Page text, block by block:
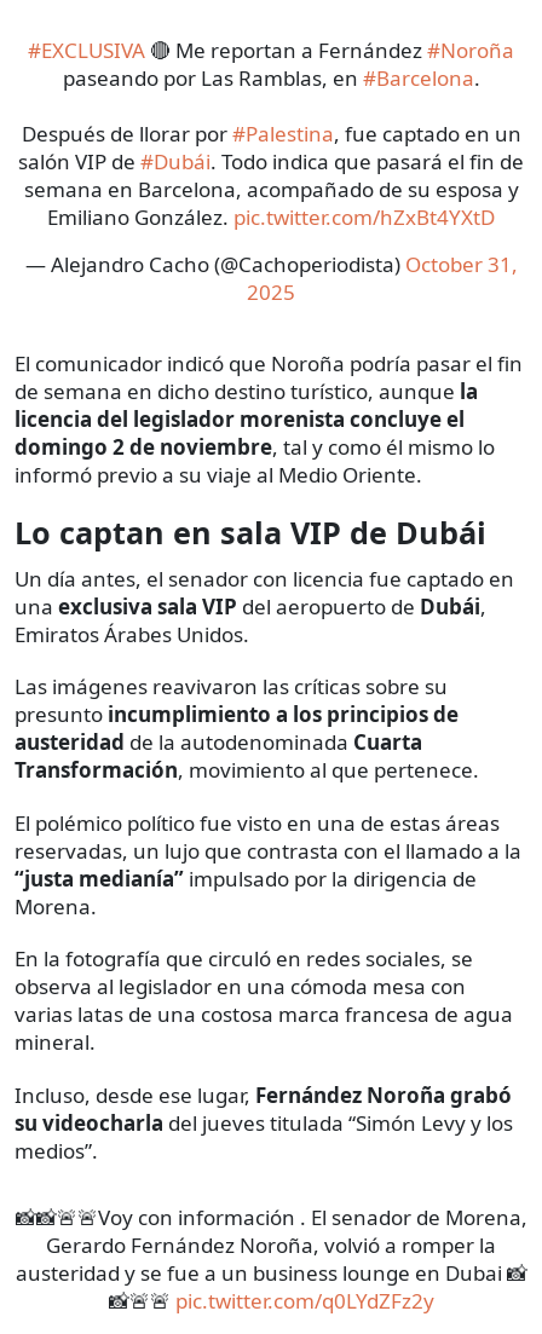
#EXCLUSIVA 🔴 Me reportan a Fernández#Noroña
paseando por Las Ramblas, en #Barcelona.
Después de llorar por#Palestina, fue captado en un
salón VIP de #Dubái. Todo indica que pasará el fin de
semana en Barcelona, acompañado de su esposa y
Emiliano González. pic.twitter.com/hZxBt4YXtD
— Alejandro Cacho (@Cachoperiodista) October 31,
2025
El comunicador indicó que Noroña podría pasar el fin
de semana en dicho destino turístico, aunque la
licencia del legislador morenista concluye el
domingo 2 de noviembre, tal y como él mismo lo
informó previo a su viaje al Medio Oriente.
Lo captan en sala VIP de Dubái
Un día antes, el senador con licencia fue captado en
una exclusiva sala VIP del aeropuerto de Dubái,
Emiratos Árabes Unidos.
Las imágenes reavivaron las críticas sobre su
presunto incumplimiento a los principios de
austeridad de la autodenominada Cuarta
Transformación, movimiento al que pertenece.
El polémico político fue visto en una de estas áreas
reservadas, un lujo que contrasta con el llamado a la
“justa medianía” impulsado por la dirigencia de
Morena.
En la fotografía que circuló en redes sociales, se
observa al legislador en una cómoda mesa con
varias latas de una costosa marca francesa de agua
mineral.
Incluso, desde ese lugar, Fernández Noroña grabó
su videocharla del jueves titulada “Simón Levy y los
medios”.
📸📸🚨🚨Voy con información . El senador de Morena,
Gerardo Fernández Noroña, volvió a romper la
austeridad y se fue a un business lounge en Dubai 📸
📸🚨🚨 pic.twitter.com/q0LYdZFz2y